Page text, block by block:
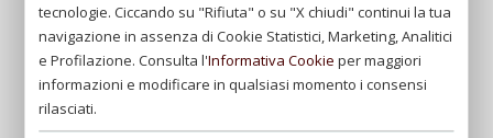
Son certo che desiderate sapere quali sono le migliori
abiezioni, e io vi dico essere quelle che noi non abbiamo
elette, oppure essere quelle che ci sono meno grate, o ,
per meglio dire, quelle alle quali non abbiamo grande
inclinazione; e per parlar chiaro, quella della nostra
tecnologie. Ciccando su "Rifiuta" o su "X chiudi" continui la tua
navigazione in assenza di Cookie Statistici, Marketing, Analitici
e Profilazione. Consulta l'Informativa Cookie per maggiori
informazioni e modificare in qualsiasi momento i consensi
rilasciati.